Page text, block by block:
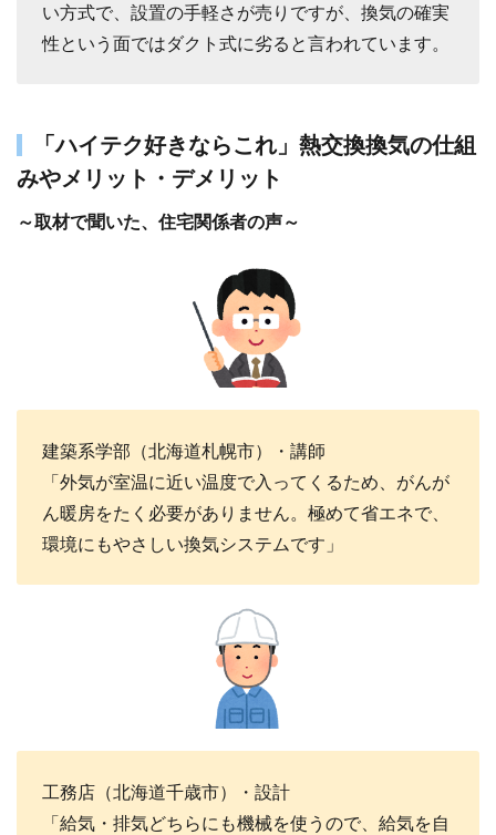
い方式で、設置の手軽さが売りですが、換気の確実
性という面ではダクト式に劣ると言われています。
「ハイテク好きならこれ」熱交換換気の仕組
みやメリット・デメリット
～取材で聞いた、住宅関係者の声～
建築系学部（北海道札幌市）・講師
「外気が室温に近い温度で入ってくるため、がんが
ん暖房をたく必要がありません。極めて省エネで、
環境にもやさしい換気システムです」
工務店（北海道千歳市）・設計
「給気・排気どちらにも機械を使うので、給気を自